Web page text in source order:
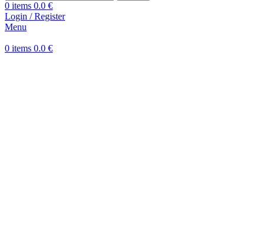
0 items 0.0 €
Login / Register
Menu
0 items 0.0 €